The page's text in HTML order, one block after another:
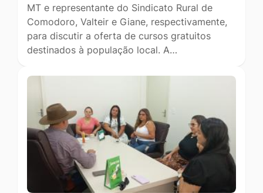
MT e representante do Sindicato Rural de
Comodoro, Valteir e Giane, respectivamente,
para discutir a oferta de cursos gratuitos
destinados à população local. A…